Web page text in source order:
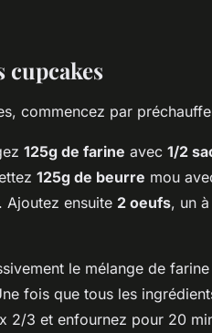
cupcakes
commencez par
125g de farine avec 1/2
125g de beurre mou
Ajoutez ensuite 2 oeufs, un
le mélange de
fois que tous les
2/3 et enfournez pour 20